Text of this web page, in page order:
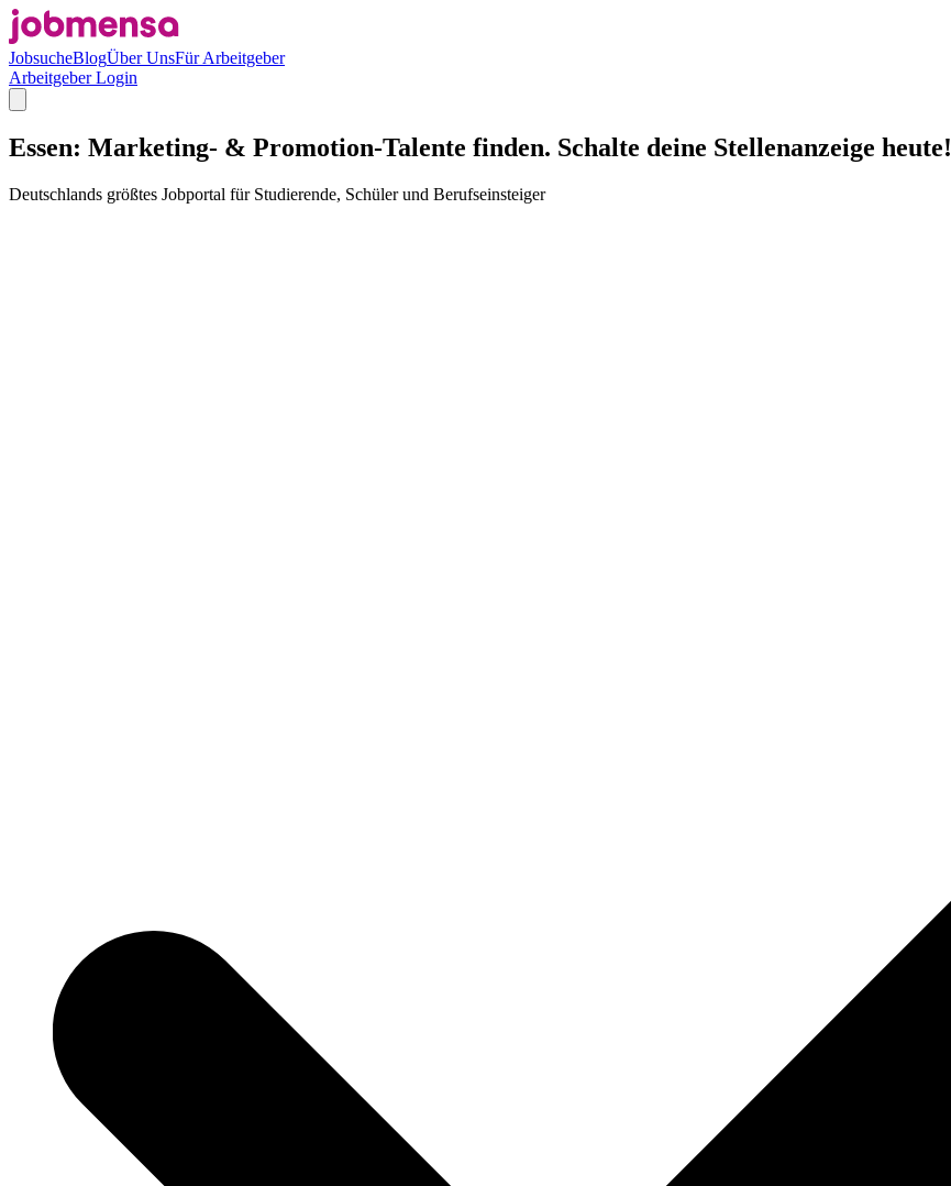
JobsucheBlogÜber UnsFür Arbeitgeber
Arbeitgeber Login
Essen: Marketing- & Promotion-Talente finden. Schalte deine Stellenanzeige heute!
Deutschlands größtes Jobportal für Studierende, Schüler und Berufseinsteiger